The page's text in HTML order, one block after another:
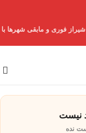
3 تومن | ارسال شیراز فوری و مابقی شهرها با
نیست
نده